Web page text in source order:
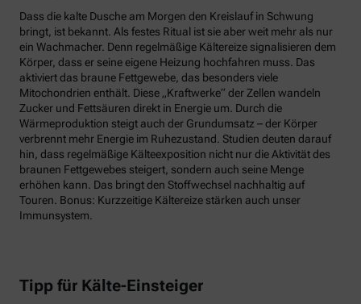
Dass die kalte Dusche am Morgen den Kreislauf in Schwung
bringt, ist bekannt. Als festes Ritual ist sie aber weit mehr als nur
ein Wachmacher. Denn regelmäßige Kältereize signalisieren dem
Körper, dass er seine eigene Heizung hochfahren muss. Das
aktiviert das braune Fettgewebe, das besonders viele
Mitochondrien enthält. Diese „Kraftwerke“ der Zellen wandeln
Zucker und Fettsäuren direkt in Energie um. Durch die
Wärmeproduktion steigt auch der Grundumsatz – der Körper
verbrennt mehr Energie im Ruhezustand. Studien deuten darauf
hin, dass regelmäßige Kälteexposition nicht nur die Aktivität des
braunen Fettgewebes steigert, sondern auch seine Menge
erhöhen kann. Das bringt den Stoffwechsel nachhaltig auf
Touren. Bonus: Kurzzeitige Kältereize stärken auch unser
Immunsystem.
Tipp für Kälte-Einsteiger